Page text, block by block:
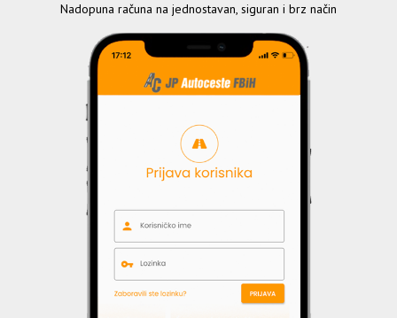
Nadopuna računa na jednostavan, siguran i brz način